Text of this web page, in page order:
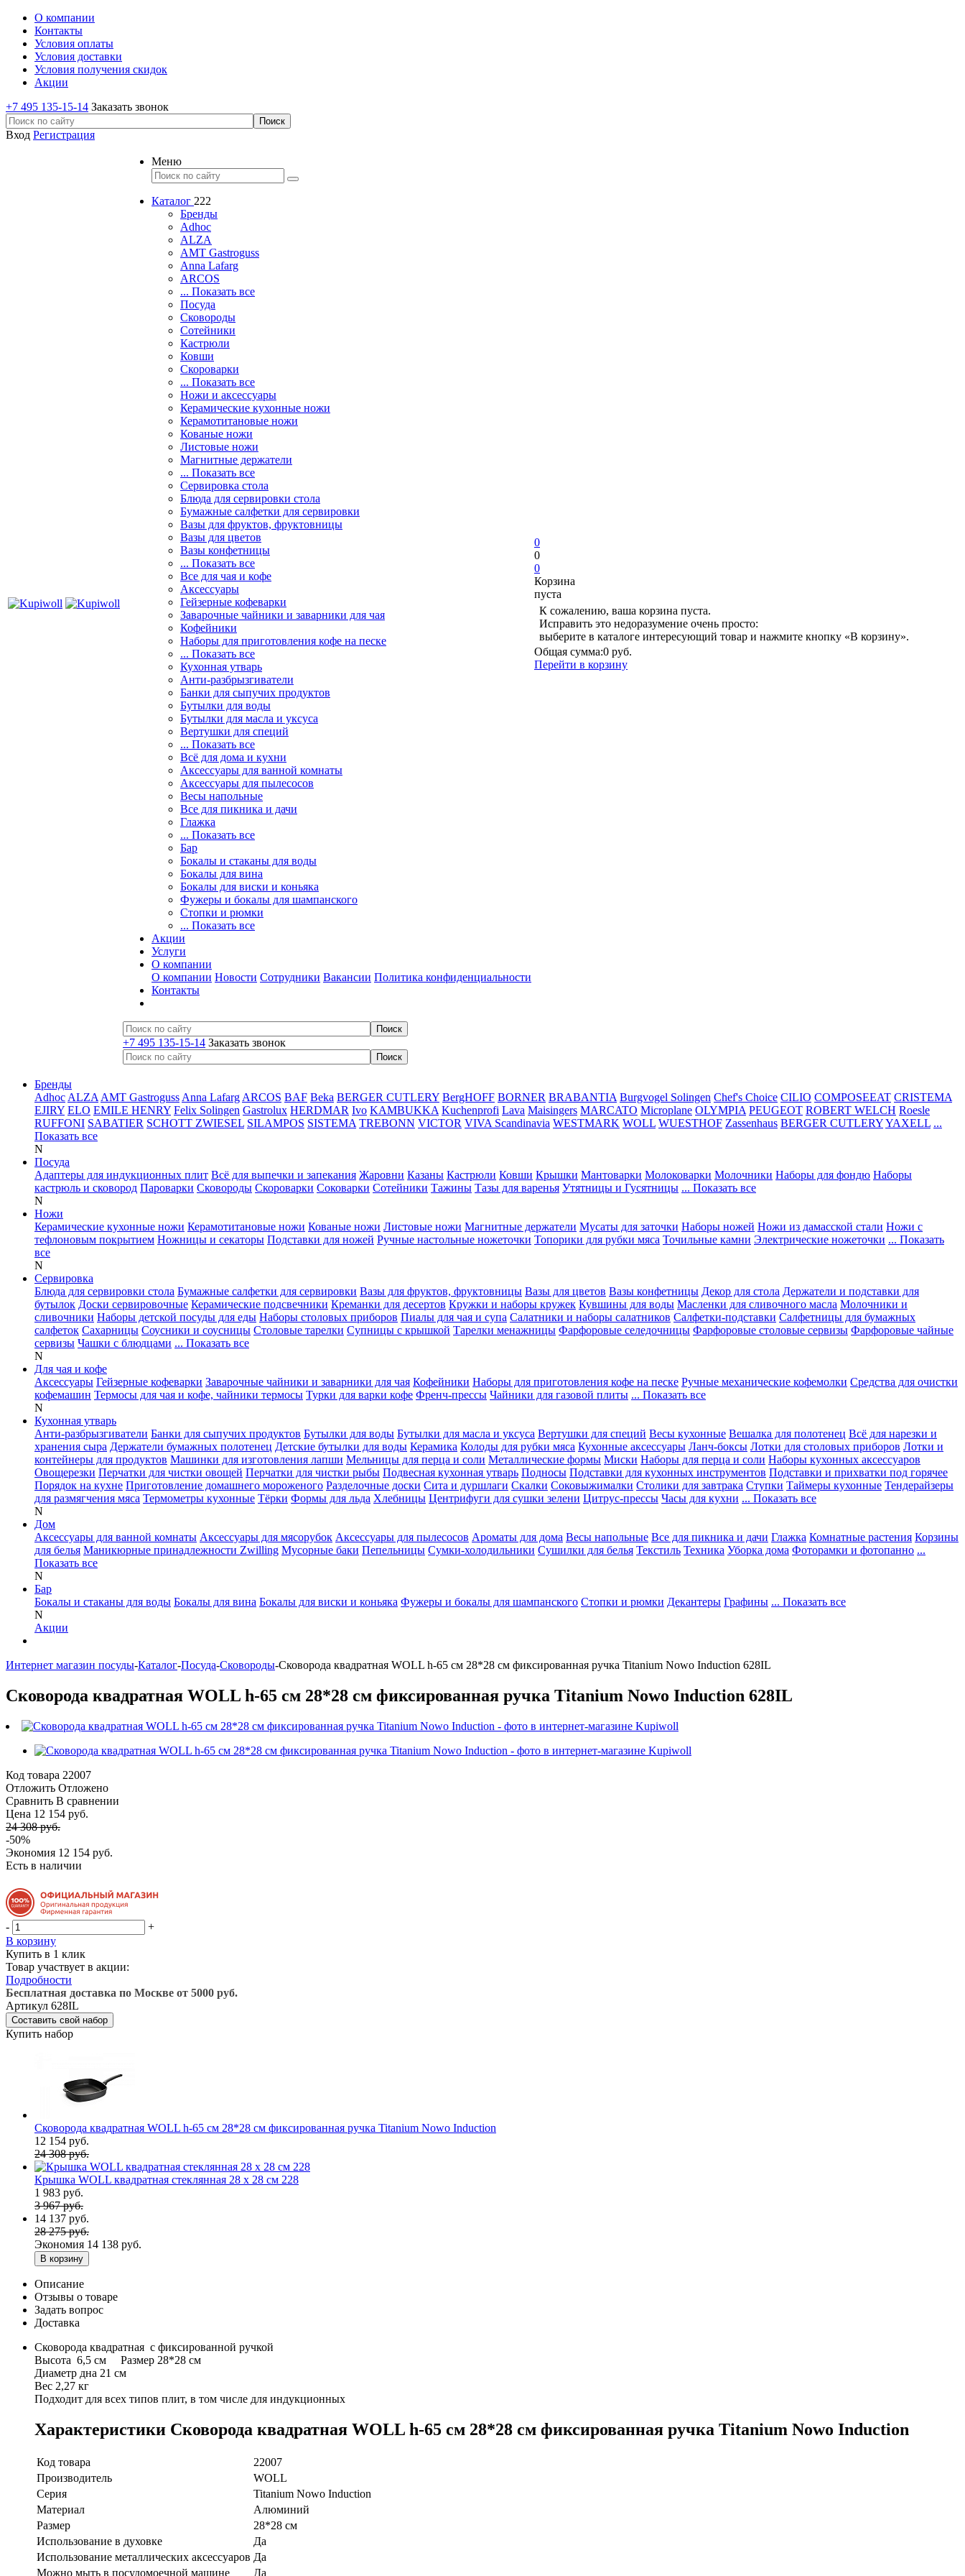
О компании
Контакты
Условия оплаты
Условия доставки
Условия получения скидок
Акции
+7 495 135-15-14 Заказать звонок
Вход Регистрация
Меню
Каталог 222
Бренды
Adhoc
ALZA
AMT Gastroguss
Anna Lafarg
ARCOS
... Показать все
Посуда
Сковороды
Сотейники
Кастрюли
Ковши
Скороварки
... Показать все
Ножи и аксессуары
Керамические кухонные ножи
Керамотитановые ножи
Кованые ножи
Листовые ножи
Магнитные держатели
... Показать все
Сервировка стола
Блюда для сервировки стола
Бумажные салфетки для сервировки
Вазы для фруктов, фруктовницы
Вазы для цветов
Вазы конфетницы
... Показать все
Все для чая и кофе
Аксессуары
Гейзерные кофеварки
Заварочные чайники и заварники для чая
Кофейники
Наборы для приготовления кофе на песке
... Показать все
Кухонная утварь
Анти-разбрызгиватели
Банки для сыпучих продуктов
Бутылки для воды
Бутылки для масла и уксуса
Вертушки для специй
... Показать все
Всё для дома и кухни
Аксессуары для ванной комнаты
Аксессуары для пылесосов
Весы напольные
Все для пикника и дачи
Глажка
... Показать все
Бар
Бокалы и стаканы для воды
Бокалы для вина
Бокалы для виски и коньяка
Фужеры и бокалы для шампанского
Стопки и рюмки
... Показать все
Акции
Услуги
О компании
О компании Новости Сотрудники Вакансии Политика конфиденциальности
Контакты
+7 495 135-15-14 Заказать звонок
0
0
0
Корзина
пуста
К сожалению, ваша корзина пуста.
Исправить это недоразумение очень просто:
выберите в каталоге интересующий товар и нажмите кнопку «В корзину».
Общая сумма:0 руб.
Перейти в корзину
Бренды
Adhoc ALZA AMT Gastroguss Anna Lafarg ARCOS BAF Beka BERGER CUTLERY BergHOFF BORNER BRABANTIA Burgvogel Solingen Chef's Choice CILIO COMPOSEEAT CRISTEMA
EJIRY ELO EMILE HENRY Felix Solingen Gastrolux HERDMAR Ivo KAMBUKKA Kuchenprofi Lava Maisingers MARCATO Microplane OLYMPIA PEUGEOT ROBERT WELCH Roesle
RUFFONI SABATIER SCHOTT ZWIESEL SILAMPOS SISTEMA TREBONN VICTOR VIVA Scandinavia WESTMARK WOLL WUESTHOF Zassenhaus BERGER CUTLERYYAXELL ...
Показать все
N
Посуда
Адаптеры для индукционных плит Всё для выпечки и запекания Жаровни Казаны Кастрюли Ковши Крышки Мантоварки Молоковарки Молочники Наборы для фондю Наборы
кастрюль и сковород Пароварки Сковороды Скороварки Соковарки Сотейники Тажины Тазы для варенья Утятницы и Гусятницы ... Показать все
N
Ножи
Керамические кухонные ножи Керамотитановые ножи Кованые ножи Листовые ножи Магнитные держатели Мусаты для заточки Наборы ножей Ножи из дамасской стали Ножи с
тефлоновым покрытием Ножницы и секаторы Подставки для ножей Ручные настольные ножеточки Топорики для рубки мяса Точильные камни Электрические ножеточки ... Показать
все
N
Сервировка
Блюда для сервировки стола Бумажные салфетки для сервировки Вазы для фруктов, фруктовницы Вазы для цветов Вазы конфетницы Декор для стола Держатели и подставки для
бутылок Доски сервировочные Керамические подсвечники Креманки для десертов Кружки и наборы кружек Кувшины для воды Масленки для сливочного масла Молочники и
сливочники Наборы детской посуды для еды Наборы столовых приборов Пиалы для чая и супа Салатники и наборы салатников Салфетки-подставки Салфетницы для бумажных
салфеток Сахарницы Соусники и соусницы Столовые тарелки Супницы с крышкой Тарелки менажницы Фарфоровые селедочницы Фарфоровые столовые сервизы Фарфоровые чайные
сервизы Чашки с блюдцами ... Показать все
N
Для чая и кофе
Аксессуары Гейзерные кофеварки Заварочные чайники и заварники для чая Кофейники Наборы для приготовления кофе на песке Ручные механические кофемолки Средства для очистки
кофемашин Термосы для чая и кофе, чайники термосы Турки для варки кофе Френч-прессы Чайники для газовой плиты ... Показать все
N
Кухонная утварь
Анти-разбрызгиватели Банки для сыпучих продуктов Бутылки для воды Бутылки для масла и уксуса Вертушки для специй Весы кухонные Вешалка для полотенец Всё для нарезки и
хранения сыра Держатели бумажных полотенец Детские бутылки для воды Керамика Колоды для рубки мяса Кухонные аксессуары Ланч-боксы Лотки для столовых приборов Лотки и
контейнеры для продуктов Машинки для изготовления лапши Мельницы для перца и соли Металлические формы Миски Наборы для перца и соли Наборы кухонных аксессуаров
Овощерезки Перчатки для чистки овощей Перчатки для чистки рыбы Подвесная кухонная утварь Подносы Подставки для кухонных инструментов Подставки и прихватки под горячее
Порядок на кухне Приготовление домашнего мороженого Разделочные доски Сита и дуршлаги Скалки Соковыжималки Столики для завтрака Ступки Таймеры кухонные Тендерайзеры
для размягчения мяса Термометры кухонные Тёрки Формы для льда Хлебницы Центрифуги для сушки зелени Цитрус-прессы Часы для кухни ... Показать все
N
Дом
Аксессуары для ванной комнаты Аксессуары для мясорубок Аксессуары для пылесосов Ароматы для дома Весы напольные Все для пикника и дачи Глажка Комнатные растения Корзины
для белья Маникюрные принадлежности Zwilling Мусорные баки Пепельницы Сумки-холодильники Сушилки для белья Текстиль Техника Уборка дома Фоторамки и фотопанно ...
Показать все
N
Бар
Бокалы и стаканы для воды Бокалы для вина Бокалы для виски и коньяка Фужеры и бокалы для шампанского Стопки и рюмки Декантеры Графины ... Показать все
N
Акции
Интернет магазин посуды-Каталог-Посуда-Сковороды-Сковорода квадратная WOLL h-65 см 28*28 см фиксированная ручка Titanium Nowo Induction 628IL
Сковорода квадратная WOLL h-65 см 28*28 см фиксированная ручка Titanium Nowo Induction 628IL
Код товара 22007
Отложить Отложено
Сравнить В сравнении
Цена 12 154 руб.
24 308 руб.
-50%
Экономия 12 154 руб.
Есть в наличии
-
+
В корзину
Купить в 1 клик
Товар участвует в акции:
Подробности
Бесплатная доставка по Москве от 5000 руб.
Артикул 628IL
Составить свой набор
Купить набор
Сковорода квадратная WOLL h-65 см 28*28 см фиксированная ручка Titanium Nowo Induction
12 154 руб.
24 308 руб.
Крышка WOLL квадратная стеклянная 28 х 28 см 228
1 983 руб.
3 967 руб.
14 137 руб.
28 275 руб.
Экономия 14 138 руб.
В корзину
Описание
Отзывы о товаре
Задать вопрос
Доставка
Cковорода квадратная с фиксированной ручкой
Высота 6,5 см Размер 28*28 см
Диаметр дна 21 см
Вес 2,27 кг
Подходит для всех типов плит, в том числе для индукционных
Характеристики Сковорода квадратная WOLL h-65 см 28*28 см фиксированная ручка Titanium Nowo Induction
Код товара
22007
Производитель
WOLL
Серия
Titanium Nowo Induction
Материал
Алюминий
Размер
28*28 см
Использование в духовке
Да
Использование металлических аксессуаров Да
Можно мыть в посудомоечной машине
Да